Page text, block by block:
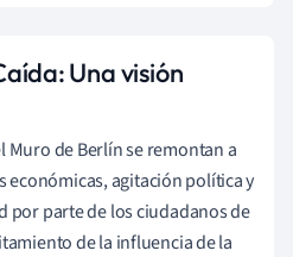
Una visión
Muro de Berlín se remontan a
económicas, agitación política y
por parte de los ciudadanos de
de la influencia de la